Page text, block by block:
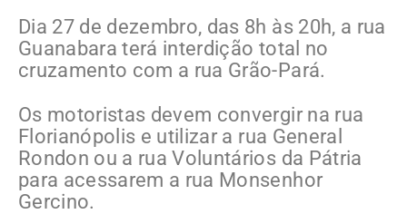
Dia 27 de dezembro, das 8h às 20h, a rua
Guanabara terá interdição total no
cruzamento com a rua Grão-Pará.
Os motoristas devem convergir na rua
Florianópolis e utilizar a rua General
Rondon ou a rua Voluntários da Pátria
para acessarem a rua Monsenhor
Gercino.